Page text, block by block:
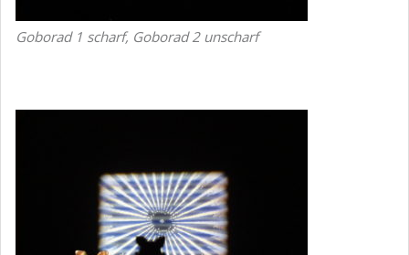
Goborad 1 scharf, Goborad 2 unscharf